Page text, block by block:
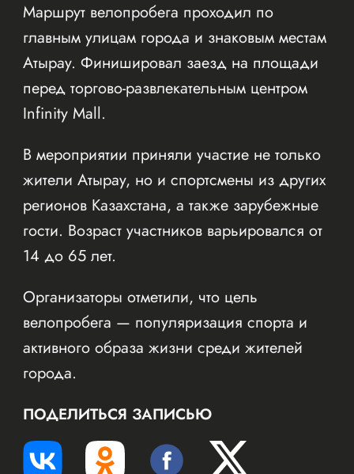
Маршрут велопробега проходил по
главным улицам города и знаковым местам
Атырау. Финишировал заезд на площади
перед торгово-развлекательным центром
Infinity Mall.
В мероприятии приняли участие не только
жители Атырау, но и спортсмены из других
регионов Казахстана, а также зарубежные
гости. Возраст участников варьировался от
14 до 65 лет.
Организаторы отметили, что цель
велопробега — популяризация спорта и
активного образа жизни среди жителей
города.
ПОДЕЛИТЬСЯ ЗАПИСЬЮ